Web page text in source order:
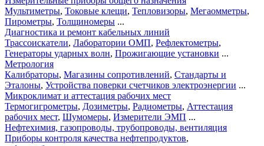
Мультиметры, Токовые клещи, Тепловизоры, Мегаомметры,
Пирометры, Толщиномеры ...
Диагностика и ремонт кабельных линий
Трассоискатели, Лаборатории ОМП, Рефлектометры,
Генераторы ударных волн, Прожигающие установки ...
Метрология
Калибраторы, Магазины сопротивлений, Стандарты и
Эталоны, Устройства поверки счетчиков электроэнергии ...
Микроклимат и аттестация рабочих мест
Термогигрометры, Дозиметры, Радиометры, Аттестация
рабочих мест, Шумомеры, Измерители ЭМП ...
Нефтехимия, газопроводы, трубопроводы, вентиляция
Приборы контроля качества нефтепродуктов,